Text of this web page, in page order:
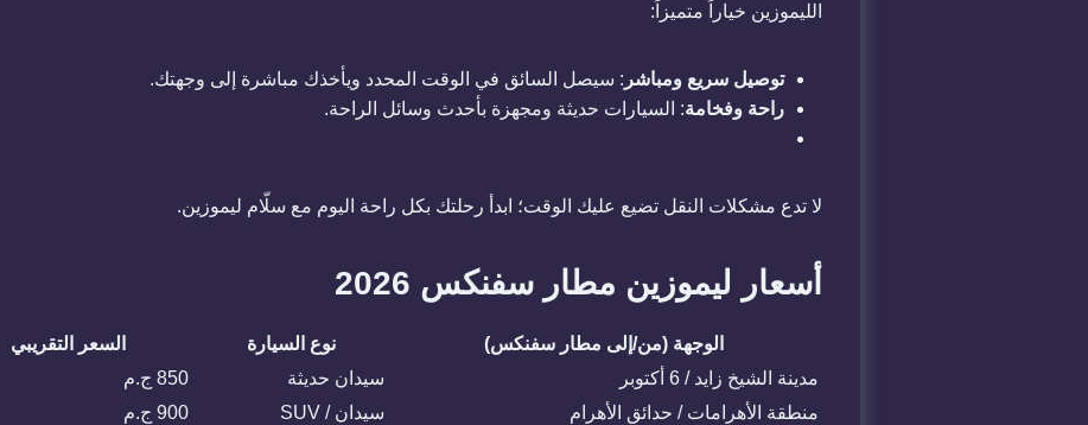
الليموزين خياراً متميزاً:
توصيل سريع ومباشر : سيصل السائق في الوقت المحدد ويأخذك مباشرة إلى وجهتك.
راحة وفخامة: السيارات حديثة ومجهزة بأحدث وسائل الراحة.
لا تدع مشكلات النقل تضيع عليك الوقت؛ ابدأ رحلتك بكل راحة اليوم مع سلّام ليموزين.
أسعار ليموزين مطار سفنكس 2026
الوجهة (من/إلى مطار سفنكس) نوع السيارة السعر التقريبي
مدينة الشيخ زايد / 6 أكتوبر
سيدان حديثة
منطقة الأهرامات / حدائق الأهرام
سيدان / SUV